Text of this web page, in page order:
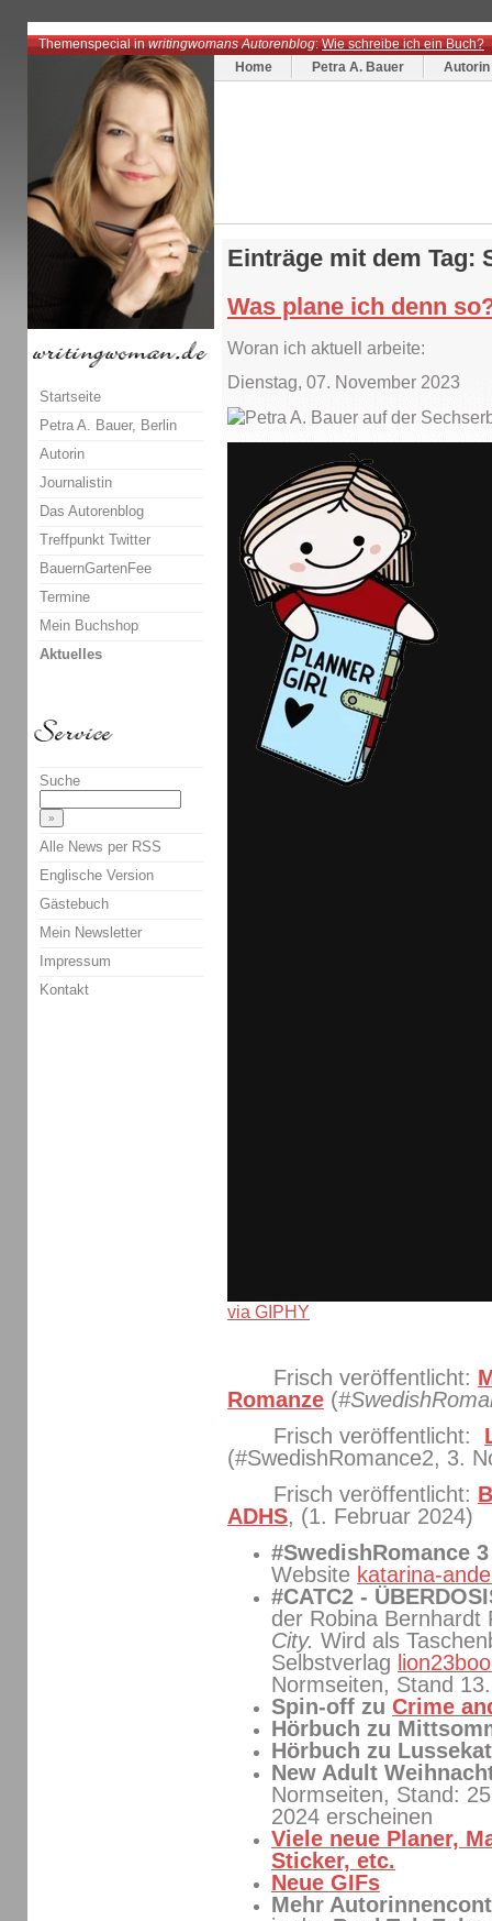
Themenspecial inwritingwomans Autorenblog:Wie schreibe ich ein Buch?
Home
Petra A. Bauer Autorin
Einträge mit dem Tag:
Was plane ich denn
Woran ich aktuell arbeite:
Dienstag, 07. November 2023
via GIPHY
Frisch veröffentlicht:
Romanze (
Frisch veröffentlicht:
(#SwedishRomance2, 3.
Frisch veröffentlicht:
ADHS, (1. Februar 2024)
#SwedishRomance
Website katarina-
#CATC2 -
der Robina Bernhardt
City. Wird als
Selbstverlag
Normseiten, Stand
Spin-off zu Crime
Hörbuch zu
Hörbuch zu
New Adult
Normseiten, Stand:
2024 erscheinen
Viele neue Planer,
Sticker, etc.
Neue GIFs
Mehr
Startseite
Petra A. Bauer, Berlin
Autorin
Journalistin
Das Autorenblog
Treffpunkt Twitter
BauernGartenFee
Termine
Mein Buchshop
Aktuelles
Suche
Alle News per RSS
Englische Version
Gästebuch
Mein Newsletter
Impressum
Kontakt